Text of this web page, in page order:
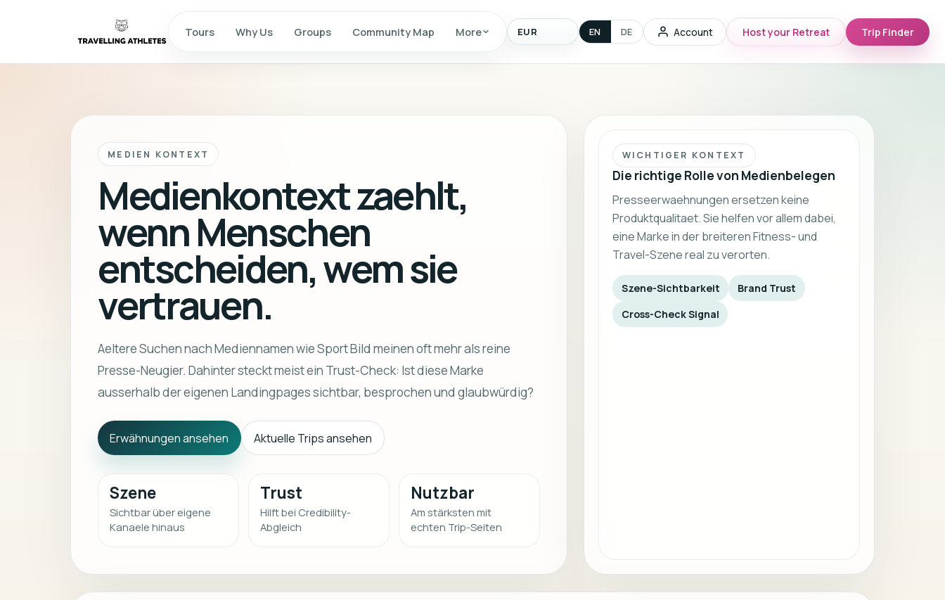
Tours Why Us Groups Community Map More
Display
currency
EN DE Account Host your Retreat Trip Finder
MEDIEN KONTEXT
Medienkontext zaehlt,
wenn Menschen
entscheiden, wem sie
vertrauen.
Aeltere Suchen nach Mediennamen wie Sport Bild meinen oft mehr als reine
Presse-Neugier. Dahinter steckt meist ein Trust-Check: Ist diese Marke
ausserhalb der eigenen Landingpages sichtbar, besprochen und glaubwürdig?
Erwähnungen ansehen Aktuelle Trips ansehen
Szene
Sichtbar über eigene
Kanaele hinaus
Trust
Hilft bei Credibility-
Abgleich
Nutzbar
Am stärksten mit
echten Trip-Seiten
WICHTIGER KONTEXT
Die richtige Rolle von Medienbelegen
Presseerwaehnungen ersetzen keine
Produktqualitaet. Sie helfen vor allem dabei,
eine Marke in der breiteren Fitness- und
Travel-Szene real zu verorten.
Szene-Sichtbarkeit
Brand Trust
Cross-Check Signal